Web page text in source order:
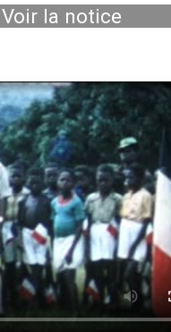
Voir la notice